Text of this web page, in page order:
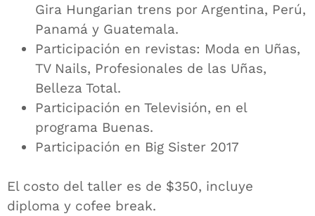
Gira Hungarian trens por Argentina, Perú,
Panamá y Guatemala.
Participación en revistas: Moda en Uñas,
TV Nails, Profesionales de las Uñas,
Belleza Total.
Participación en Televisión, en el
programa Buenas.
Participación en Big Sister 2017
El costo del taller es de $350, incluye
diploma y cofee break.